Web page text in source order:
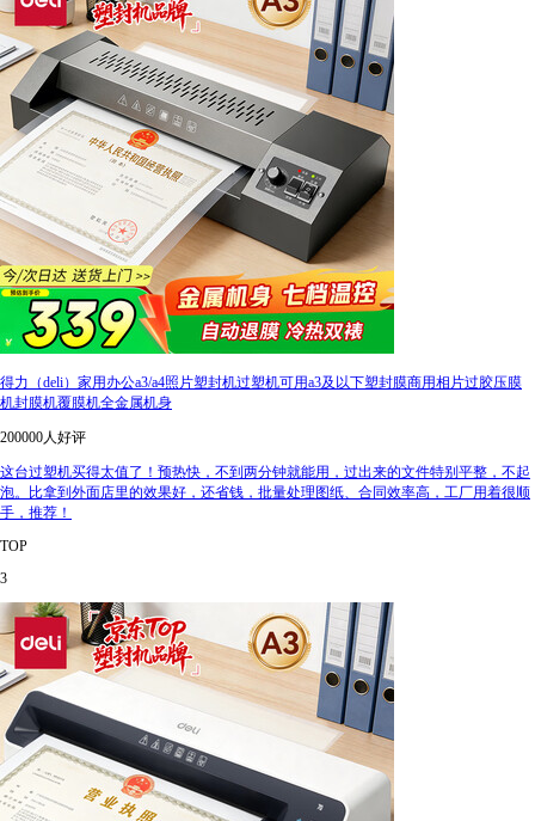
得力（deli）家用办公a3/a4照片塑封机过塑机可用a3及以下塑封膜商用相片过胶压膜
机封膜机覆膜机全金属机身
200000人好评
这台过塑机买得太值了！预热快，不到两分钟就能用，过出来的文件特别平整，不起
泡。比拿到外面店里的效果好，还省钱，批量处理图纸、合同效率高，工厂用着很顺
手，推荐！
TOP
3